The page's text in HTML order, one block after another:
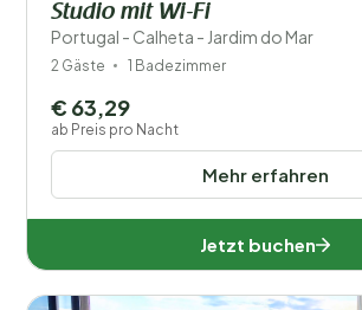
Studio mit Wi-Fi
Portugal - Calheta - Jardim do Mar
2 Gäste 1 Badezimmer
Mehr erfahren
€ 63,29
ab Preis pro Nacht
Jetzt buchen